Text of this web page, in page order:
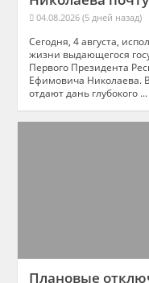
04.08.2026 (5 дней назад)
Сегодня, 4 августа,
жизни выдающегося
Первого Президента
Ефимовича Николаева.
отдают дань глубокого ...
Плановые